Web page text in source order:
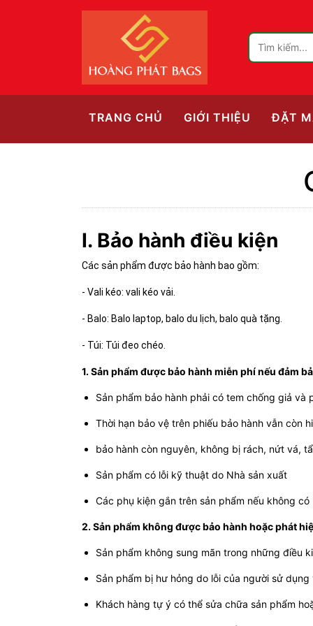
TRANG CHỦ (CURRENT)
GIỚI THIỆU ĐẶT
I. Bảo hành điều kiện
Các sản phẩm được bảo hành bao gồm:
- Vali kéo: vali kéo vải.
- Balo: Balo laptop, balo du lịch, balo quà tặng.
- Túi: Túi đeo chéo.
1. Sản phẩm được bảo hành miễn phí nếu đảm
Sản phẩm bảo hành phải có tem chống giả và
Thời hạn bảo vệ trên phiếu bảo hành vẫn còn
bảo hành còn nguyên, không bị rách, nứt vá,
Sản phẩm có lỗi kỹ thuật do Nhà sản xuất
Các phụ kiện gắn trên sản phẩm nếu không
2. Sản phẩm không được bảo hành hoặc phát
Sản phẩm không sung mãn trong những điều
Sản phẩm bị hư hỏng do lỗi của người sử
Khách hàng tự ý có thể sửa chữa sản phẩm